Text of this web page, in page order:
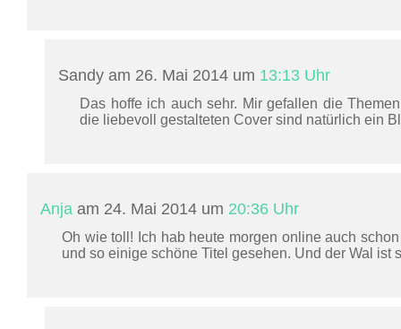
Sandy am 26. Mai 2014 um 13:13 Uhr
Das hoffe ich auch sehr. Mir gefallen die
die liebevoll gestalteten Cover sind natürlich ein
Anja am 24. Mai 2014 um 20:36 Uhr
Oh wie toll! Ich hab heute morgen online auch
und so einige schöne Titel gesehen. Und der Wal ist